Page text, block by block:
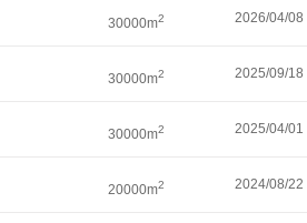
30000m2 2026/04/08
30000m2 2025/09/18
30000m2 2025/04/01
20000m2 2024/08/22